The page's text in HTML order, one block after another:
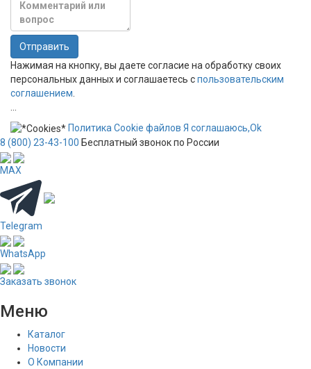
Отправить
Нажимая на кнопку, вы даете согласие на обработку своих
персональных данных и соглашаетесь спользовательским
соглашением
Политика Сookie файлов Я соглашаюсь,Ok
8 (800) 23-43-100 Бесплатный звонок по России
MAX
Telegram
WhatsApp
Заказать звонок
Меню
Каталог
Новости
О Компании